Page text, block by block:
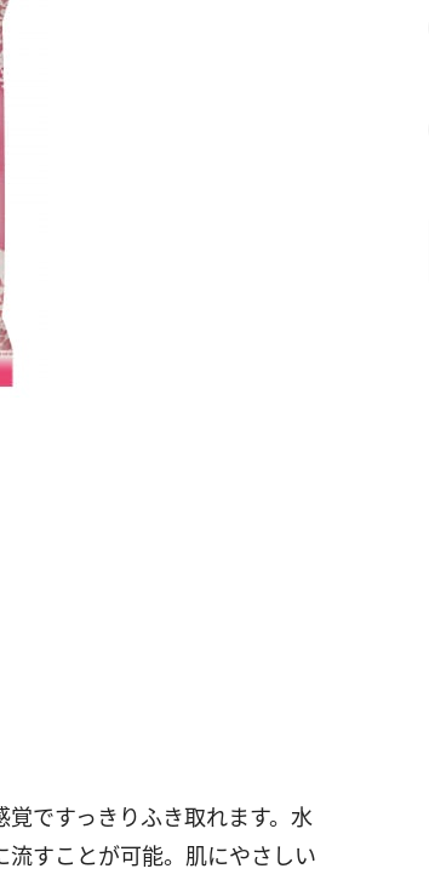
ですっきりふき取れます。水
すことが可能。肌にやさしい